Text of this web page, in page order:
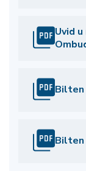
Uvid
Bilten
Bilten